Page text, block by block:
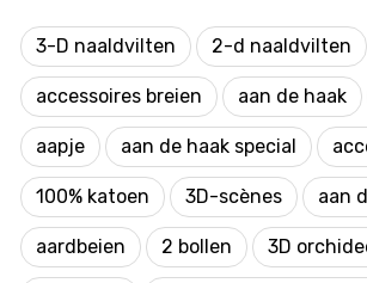
3-D naaldvilten 2-d naaldvilten
accessoires breien aan de haak
aapje aan de haak special
100% katoen 3D-scènes aan
aardbeien 2 bollen 3D